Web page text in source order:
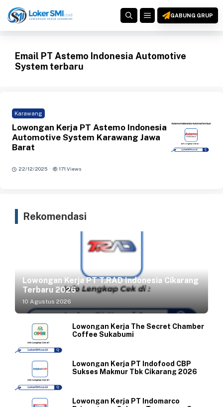
ke
MENUGABUNG GRUP
Email PT Astemo Indonesia Automotive
System terbaru
Karawang
Lowongan Kerja PT Astemo Indonesia
Automotive System Karawang Jawa
Barat
22/12/2025 · 171 Views
Rekomendasi
Lowongan Kerja PT T.RAD Indonesia Cikarang
Terbaru 2026
10 Agustus 2026
Lowongan Kerja The Secret Chamber
Coffee Sukabumi
Lowongan Kerja PT Indofood CBP
Sukses Makmur Tbk Cikarang 2026
Lowongan Kerja PT Indomarco